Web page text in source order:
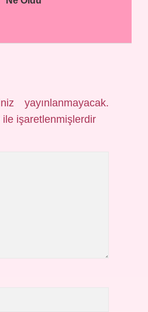
yayınlanmayacak.
ile işaretlenmişlerdir